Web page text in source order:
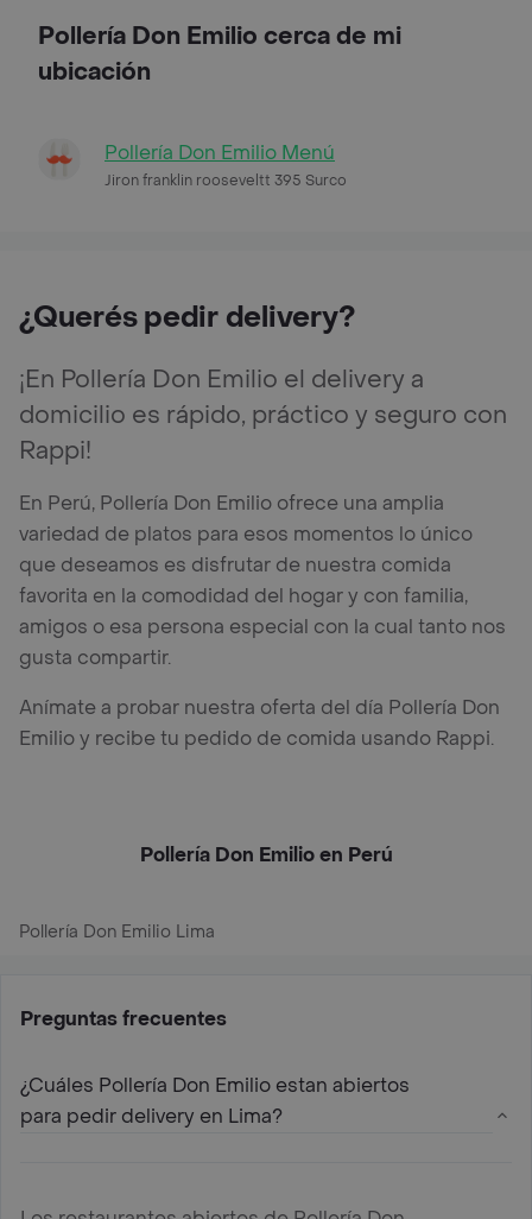
Pollería Don Emilio cerca de mi
ubicación
Pollería Don Emilio Menú
Jiron franklin rooseveltt 395 Surco
¿Querés pedir delivery?
¡En Pollería Don Emilio el delivery a
domicilio es rápido, práctico y seguro con
Rappi!
En Perú, Pollería Don Emilio ofrece una amplia
variedad de platos para esos momentos lo único
que deseamos es disfrutar de nuestra comida
favorita en la comodidad del hogar y con familia,
amigos o esa persona especial con la cual tanto nos
gusta compartir.
Anímate a probar nuestra oferta del día Pollería Don
Emilio y recibe tu pedido de comida usando Rappi.
Pollería Don Emilio en Perú
Pollería Don Emilio Lima
Preguntas frecuentes
¿Cuáles Pollería Don Emilio estan abiertos
para pedir delivery en Lima?